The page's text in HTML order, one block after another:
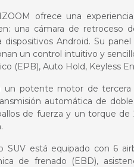
ofrece una
una cámara de retroceso
dispositivos Android. Su
un control intuitivo y
(EPB), Auto Hold, Keyless
un potente motor de
automática de
de fuerza y un torque
SUV está equipado con 6
de frenado (EBD),